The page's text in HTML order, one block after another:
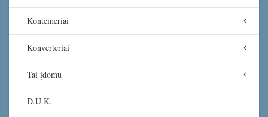
Konteineriai
Konverteriai
Tai įdomu
D.U.K.